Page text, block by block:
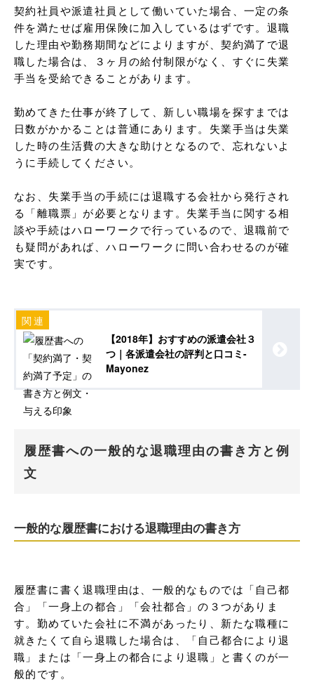
契約社員や派遣社員として働いていた場合、一定の条
件を満たせば雇用保険に加入しているはずです。退職
した理由や勤務期間などによりますが、契約満了で退
職した場合は、３ヶ月の給付制限がなく、すぐに失業
手当を受給できることがあります。
勤めてきた仕事が終了して、新しい職場を探すまでは
日数がかかることは普通にあります。失業手当は失業
した時の生活費の大きな助けとなるので、忘れないよ
うに手続してください。
なお、失業手当の手続には退職する会社から発行され
る「離職票」が必要となります。失業手当に関する相
談や手続はハローワークで行っているので、退職前で
も疑問があれば、ハローワークに問い合わせるのが確
実です。
【2018年】おすすめの派遣会社３
つ｜各派遣会社の評判と口コミ-
Mayonez
履歴書への一般的な退職理由の書き方と例
文
一般的な履歴書における退職理由の書き方
履歴書に書く退職理由は、一般的なものでは「自己都
合」「一身上の都合」「会社都合」の３つがありま
す。勤めていた会社に不満があったり、新たな職種に
就きたくて自ら退職した場合は、「自己都合により退
職」または「一身上の都合により退職」と書くのが一
般的です。